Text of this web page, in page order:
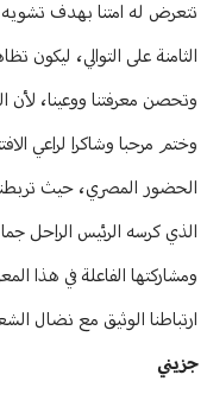
تتعرض له امتنا بهدف
الثامنة على التوالي، ليكون
وتحصن معرفتنا ووعينا،
وختم مرحبا وشاكرا لراعي
الحضور المصري، حيث
الذي كرسه الرئيس الراحل
ومشاركتها الفاعلة في هذا
ارتباطنا الوثيق مع نضال
جزيني